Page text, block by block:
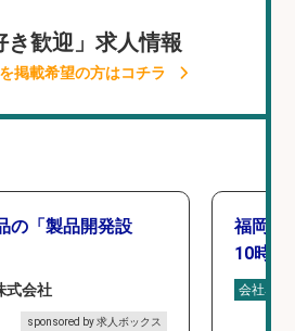
き歓迎」求人情報
掲載希望の方はコチラ
の「製品開発設
式会社
sponsored by 求人ボックス
福岡「
10時間
会社名